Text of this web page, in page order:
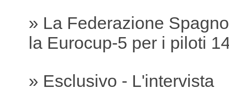
» La Federazione
la Eurocup-5 per i piloti
» Esclusivo - L'intervista